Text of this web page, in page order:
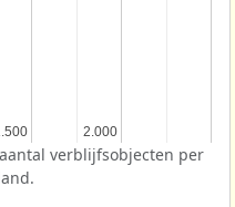
2.000
2.000
verblijfsobjecten per